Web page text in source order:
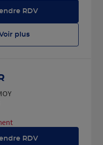
RDV
plus
RDV